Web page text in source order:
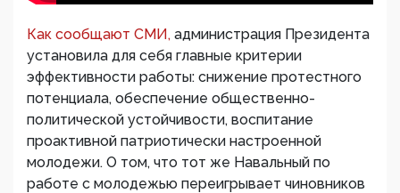
Как сообщают СМИ, администрация Президента
установила для себя главные критерии
эффективности работы: снижение протестного
потенциала, обеспечение общественно-
политической устойчивости, воспитание
проактивной патриотически настроенной
молодежи. О том, что тот же Навальный по
работе с молодежью переигрывает чиновников